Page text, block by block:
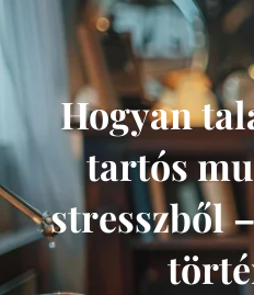
Hogyan
tartós
stresszből